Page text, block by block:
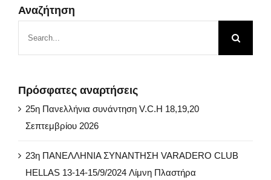
Αναζήτηση
Πρόσφατες αναρτήσεις
25η Πανελλήνια συνάντηση V.C.H 18,19,20
Σεπτεμβρίου 2026
23η ΠΑΝΕΛΛΗΝΙΑ ΣΥΝΑΝΤΗΣΗ VARADERO CLUB
HELLAS 13-14-15/9/2024 Λίμνη Πλαστήρα